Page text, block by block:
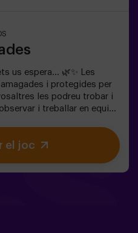
us espera… 🌿✨ Les
i protegides per
les podreu trobar i
i treballar en equip
Cada criatura és única i us
diferent. Aquí no es tracta
i viure una aventura
el joc